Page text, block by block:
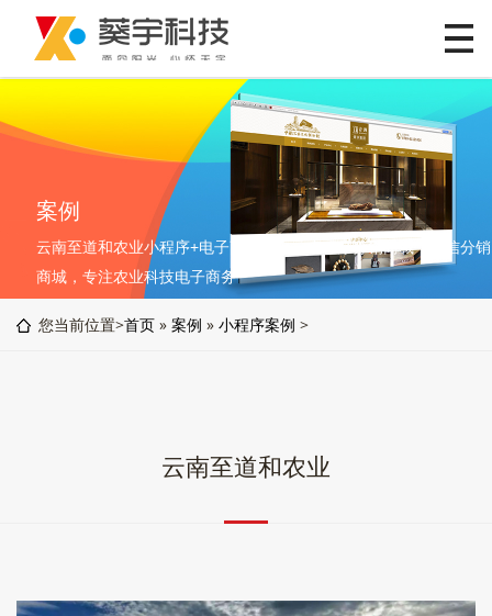
案例
云南至道和农业小程序+电子商务平台，小程序分销商城，微信分销
商城，专注农业科技电子商务
您当前位置>首页 » 案例 » 小程序案例 >
云南至道和农业